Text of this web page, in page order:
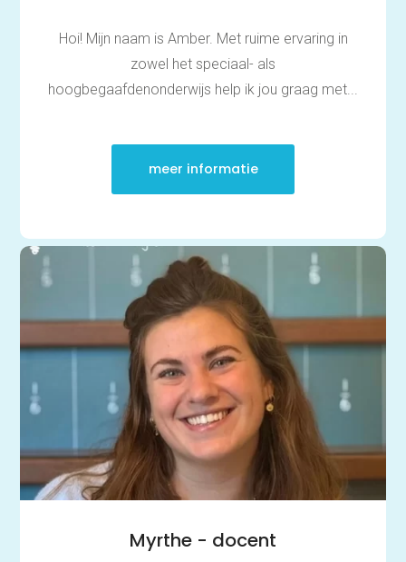
Hoi! Mijn naam is Amber. Met ruime ervaring in
zowel het speciaal- als
hoogbegaafdenonderwijs help ik jou graag met...
meer informatie
Myrthe - docent